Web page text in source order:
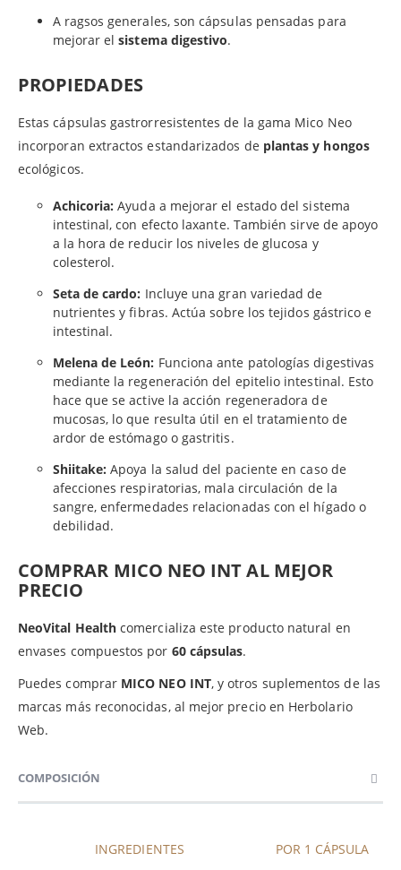
A ragsos generales, son cápsulas pensadas para
mejorar elsistema digestivo.
PROPIEDADES
Estas cápsulas gastrorresistentes de la gama Mico Neo
incorporan extractos estandarizados de plantas y hongos
ecológicos.
Achicoria: Ayuda a mejorar el estado del sistema
intestinal, con efecto laxante. También sirve de apoyo
a la hora de reducir los niveles de glucosa y
colesterol.
Seta de cardo: Incluye una gran variedad de
nutrientes y fibras. Actúa sobre los tejidos gástrico e
intestinal.
Melena de León: Funciona ante patologías digestivas
mediante la regeneración del epitelio intestinal. Esto
hace que se active la acción regeneradora de
mucosas, lo que resulta útil en el tratamiento de
ardor de estómago o gastritis.
Shiitake: Apoya la salud del paciente en caso de
afecciones respiratorias, mala circulación de la
sangre, enfermedades relacionadas con el hígado o
debilidad.
COMPRAR MICO NEO INT AL MEJOR
PRECIO
NeoVital Health comercializa este producto natural en
envases compuestos por 60 cápsulas.
Puedes comprar MICO NEO INT, y otros suplementos de las
marcas más reconocidas, al mejor precio en Herbolario
Web.
COMPOSICIÓN
INGREDIENTES POR 1 CÁPSULA